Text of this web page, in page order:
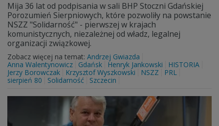
Mija 36 lat od podpisania w sali BHP Stoczni Gdańskiej
Porozumień Sierpniowych, które pozwoliły na powstanie
NSZZ "Solidarność" - pierwszej w krajach
komunistycznych, niezależnej od władz, legalnej
organizacji związkowej.
Zobacz więcej na temat: Andrzej Gwiazda
Anna Walentynowicz
Gdańsk Henryk Jankowski
HISTORIA
Jerzy Borowczak
Krzysztof Wyszkowski NSZZ
PRL
sierpień 80
Solidarność Szczecin